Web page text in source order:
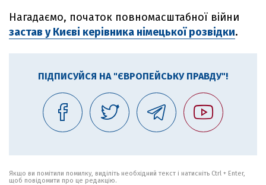
Нагадаємо, початок повномасштабної війни
застав у Києві керівника німецької розвідки.
ПІДПИСУЙСЯ НА "ЄВРОПЕЙСЬКУ ПРАВДУ"!
Якщо ви помітили помилку, виділіть необхідний текст і натисніть Ctrl + Enter,
щоб повідомити про це редакцію.